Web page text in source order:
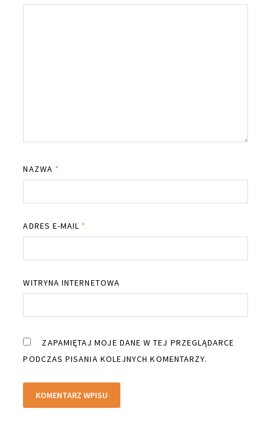
NAZWA *
ADRES E-MAIL *
WITRYNA INTERNETOWA
ZAPAMIĘTAJ MOJE DANE W TEJ PRZEGLĄDARCE
PODCZAS PISANIA KOLEJNYCH KOMENTARZY.